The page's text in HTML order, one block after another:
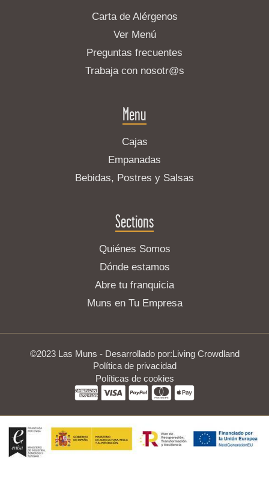
Carta de Alérgenos
Ver Menú
Preguntas frecuentes
Trabaja con nosotr@s
Menu
Cajas
Empanadas
Bebidas, Postres y Salsas
Sections
Quiénes Somos
Dónde estamos
Abre tu franquicia
Muns en Tu Empresa
©2023 Las Muns - Desarrollado por:Living Crowdland
Política de privacidad
Políticas de cookies